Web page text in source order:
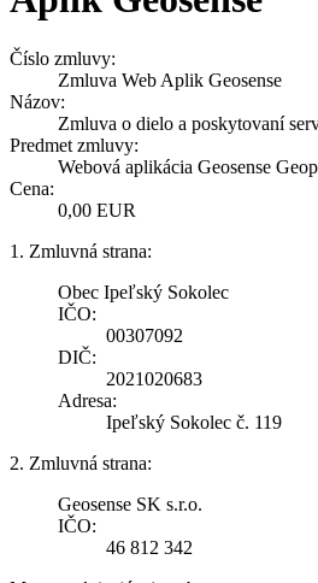
Číslo zmluvy:
Zmluva Web Aplik Geosense
Názov:
Zmluva o dielo a poskytovaní
Predmet zmluvy:
Webová aplikácia Geosense
Cena:
0,00 EUR
1. Zmluvná strana:
Obec Ipeľský Sokolec
IČO:
00307092
DIČ:
2021020683
Adresa:
Ipeľský Sokolec č. 119
2. Zmluvná strana:
Geosense SK s.r.o.
IČO:
46 812 342